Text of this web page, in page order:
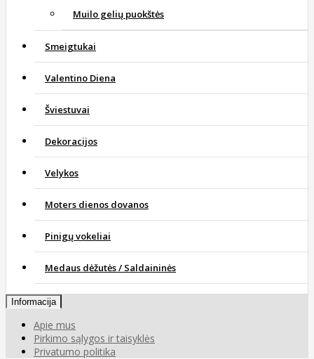
Muilo gelių puokštės
Smeigtukai
Valentino Diena
Šviestuvai
Dekoracijos
Velykos
Moters dienos dovanos
Pinigų vokeliai
Medaus dėžutės / Saldaininės
Informacija
Apie mus
Pirkimo sąlygos ir taisyklės
Privatumo politika